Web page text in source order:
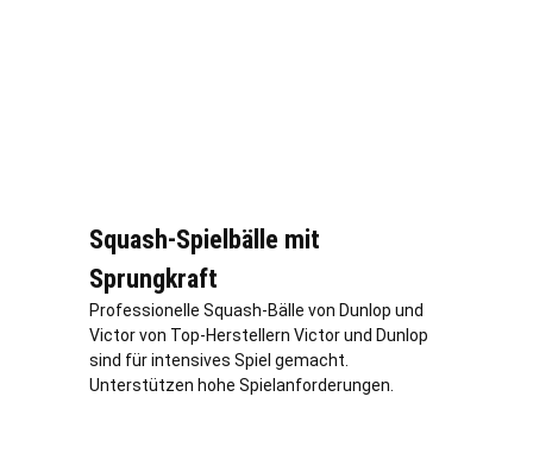
Squash-Spielbälle mit
Sprungkraft
Professionelle Squash-Bälle von Dunlop und
Victor von Top-Herstellern Victor und Dunlop
sind für intensives Spiel gemacht.
Unterstützen hohe Spielanforderungen.